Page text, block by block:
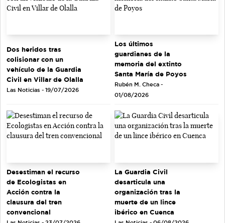
Dos heridos tras
colisionar con un
vehículo de la Guardia
Civil en Villar de Olalla
Las Noticias - 19/07/2026
Los últimos
guardianes de la
memoria del extinto
Santa María de Poyos
Rubén M. Checa -
01/08/2026
Desestiman el recurso
de Ecologistas en
Acción contra la
clausura del tren
convencional
La Guardia Civil
desarticula una
organización tras la
muerte de un lince
ibérico en Cuenca